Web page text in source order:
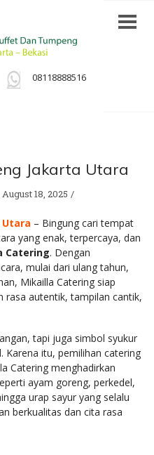
08118888516
Jakarta Utara
August 18, 2025
– Bingung cari tempat
yang enak, terpercaya, dan
Catering. Dengan
mulai dari ulang tahun,
Mikailla Catering siap
rasa autentik, tampilan cantik,
tapi juga simbol syukur
Karena itu, pemilihan catering
Catering menghadirkan
ayam goreng, perkedel,
urap sayur yang selalu
berkualitas dan cita rasa